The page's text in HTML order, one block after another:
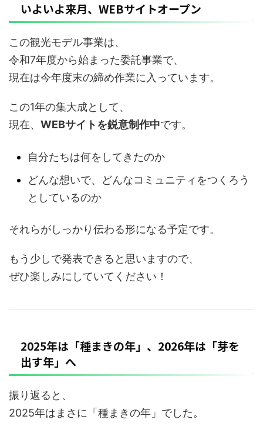
いよいよ来月、WEBサイトオープン
この観光モデル事業は、
令和7年度から始まった委託事業で、
現在は今年度末の締め作業に入っています。
この1年の集大成として、
現在、 WEBサイトを鋭意制作中です。
自分たちは何をしてきたのか
どんな想いで、どんなコミュニティをつくろう
としているのか
それらがしっかり伝わる形になる予定です。
もう少しで発表できると思いますので、
ぜひ楽しみにしていてください！
2025年は「種まきの年」、2026年は「芽を
出す年」へ
振り返ると、
2025年はまさに「種まきの年」でした。